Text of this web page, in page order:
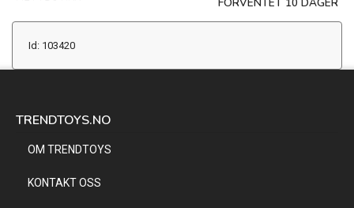
Id: 103420
TRENDTOYS.NO
OM TRENDTOYS
KONTAKT OSS